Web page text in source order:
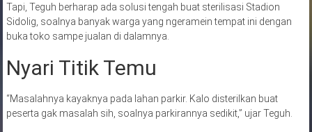
Tapi, Teguh berharap ada solusi tengah buat sterilisasi Stadion
Sidolig, soalnya banyak warga yang ngeramein tempat ini dengan
buka toko sampe jualan di dalamnya.
Nyari Titik Temu
“Masalahnya kayaknya pada lahan parkir. Kalo disterilkan buat
peserta gak masalah sih, soalnya parkirannya sedikit,” ujar Teguh.